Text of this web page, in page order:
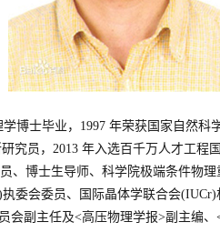
博士毕业，1997 年荣获国家自然科
究员，2013 年入选百千万人才工程
、博士生导师、科学院极端条件物理
委会委员、国际晶体学联合会
会副主任及<高压物理学报>副主编